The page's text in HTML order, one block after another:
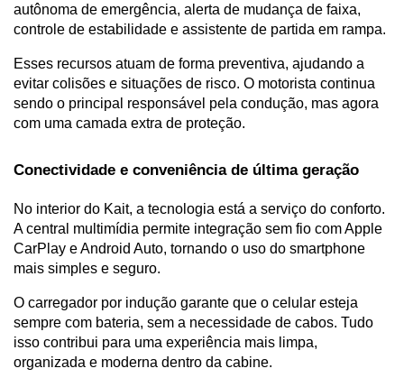
autônoma de emergência, alerta de mudança de faixa,
controle de estabilidade e assistente de partida em rampa.
Esses recursos atuam de forma preventiva, ajudando a
evitar colisões e situações de risco. O motorista continua
sendo o principal responsável pela condução, mas agora
com uma camada extra de proteção.
Conectividade e conveniência de última geração
No interior do Kait, a tecnologia está a serviço do conforto.
A central multimídia permite integração sem fio com Apple
CarPlay e Android Auto, tornando o uso do smartphone
mais simples e seguro.
O carregador por indução garante que o celular esteja
sempre com bateria, sem a necessidade de cabos. Tudo
isso contribui para uma experiência mais limpa,
organizada e moderna dentro da cabine.